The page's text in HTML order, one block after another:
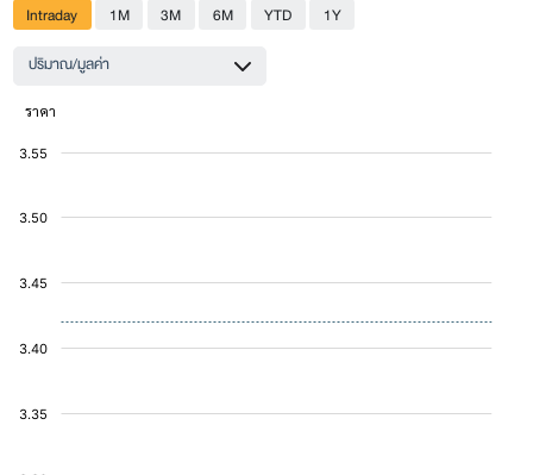
Intraday 1M 3M 6M YTD
1Y
ปริมาณ/มูลค่า